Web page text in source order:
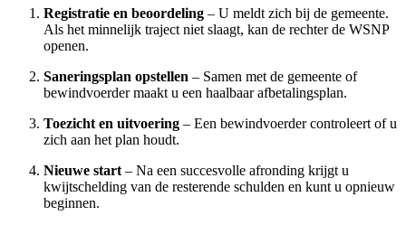
Registratie en beoordeling – U meldt zich bij de gemeente.
Als het minnelijk traject niet slaagt, kan de rechter de WSNP
openen.
Saneringsplan opstellen – Samen met de gemeente of
bewindvoerder maakt u een haalbaar afbetalingsplan.
Toezicht en uitvoering – Een bewindvoerder controleert of u
zich aan het plan houdt.
Nieuwe start – Na een succesvolle afronding krijgt u
kwijtschelding van de resterende schulden en kunt u opnieuw
beginnen.